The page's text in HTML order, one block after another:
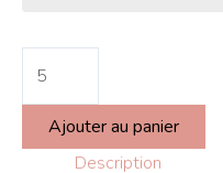
Ajouter au panier
Description